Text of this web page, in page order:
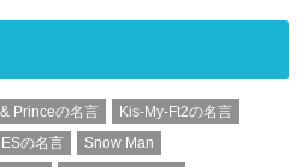
Princeの名言
Kis-My-Ft2の名言
の名言
Snow Man